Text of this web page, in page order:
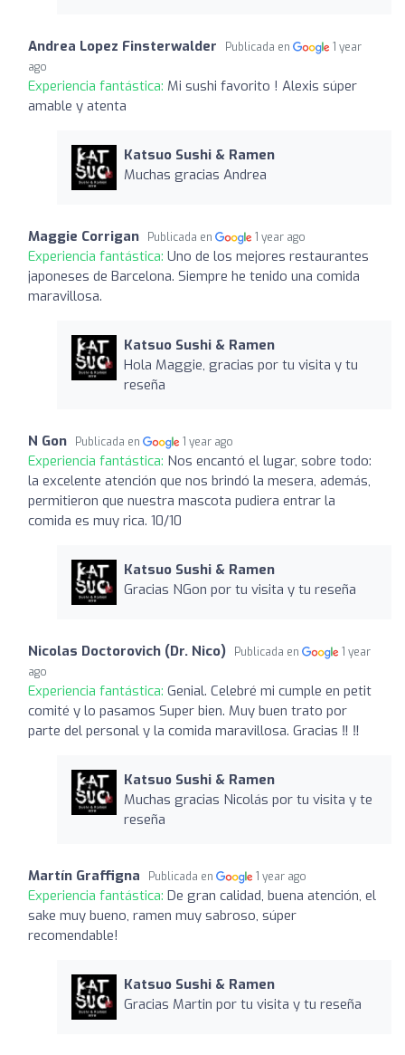
Andrea Lopez Finsterwalder Publicada en
1 year
ago
Experiencia fantástica: Mi sushi favorito ! Alexis súper
amable y atenta
Katsuo Sushi & Ramen
Muchas gracias Andrea
Maggie Corrigan Publicada en 1 year ago
Experiencia fantástica: Uno de los mejores restaurantes
japoneses de Barcelona. Siempre he tenido una comida
maravillosa.
Katsuo Sushi & Ramen
Hola Maggie, gracias por tu visita y tu
reseña
N Gon Publicada en 1 year ago
Experiencia fantástica: Nos encantó el lugar, sobre todo:
la excelente atención que nos brindó la mesera, además,
permitieron que nuestra mascota pudiera entrar la
comida es muy rica. 10/10
Katsuo Sushi & Ramen
Gracias NGon por tu visita y tu reseña
Nicolas Doctorovich (Dr. Nico) Publicada en
1 year
ago
Experiencia fantástica: Genial. Celebré mi cumple en petit
comité y lo pasamos Super bien. Muy buen trato por
parte del personal y la comida maravillosa. Gracias ‼️ ‼️
Katsuo Sushi & Ramen
Muchas gracias Nicolás por tu visita y te
reseña
Martín Graffigna Publicada en 1 year ago
Experiencia fantástica: De gran calidad, buena atención, el
sake muy bueno, ramen muy sabroso, súper
recomendable!
Katsuo Sushi & Ramen
Gracias Martin por tu visita y tu reseña